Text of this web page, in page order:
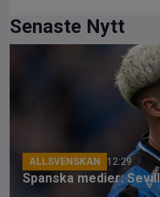
Senaste Nytt
ALLSVENSKAN 12:29
Spanska medier: